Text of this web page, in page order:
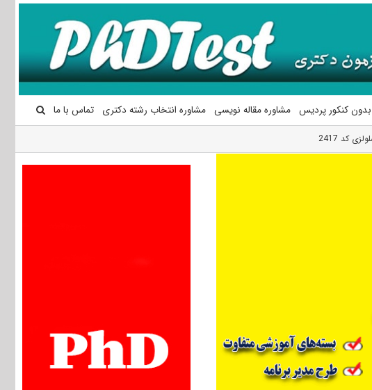
کنکور پردیس مشاوره مقاله نویسی مشاوره انتخاب رشته دکتری تماس با ما